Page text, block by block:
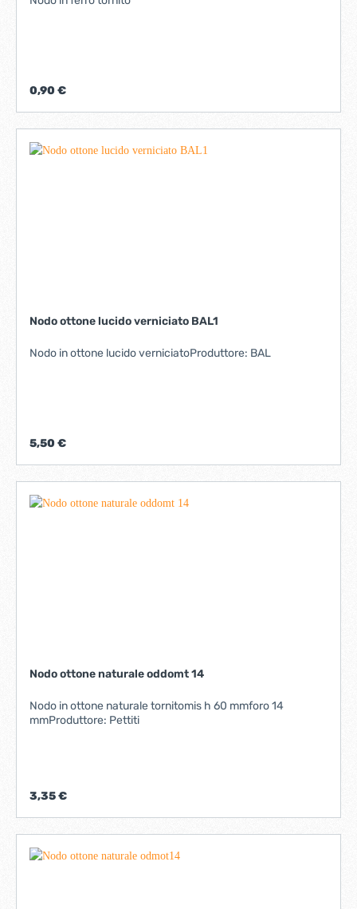
0,90 €
Nodo ottone lucido verniciato BAL1
Nodo in ottone lucido verniciatoProduttore: BAL
5,50 €
Nodo ottone naturale oddomt 14
Nodo in ottone naturale tornitomis h 60 mmforo 14
mmProduttore: Pettiti
3,35 €